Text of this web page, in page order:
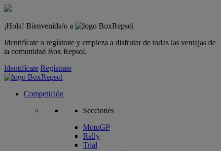
¡Hola! Bienvenida/o a
Identifícate o regístrate y empieza a disfrutar de todas las ventajas de
la comunidad Box Repsol.
Identifícate Regístrate
Competición
Secciones
MotoGP
Rally
Trial